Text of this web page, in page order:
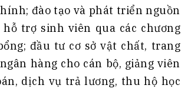
đào tạo và phát triển nguồn
trợ sinh viên qua các chương
đầu tư cơ sở vật chất, trang
hàng cho cán bộ, giảng viên
dịch vụ trả lương, thu hộ học